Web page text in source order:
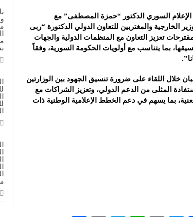
شركة “كاربوباتش”: المعرض منصة لتعزيز الشراكات ودعم
شركة “جالكسي أوتوميشن”: المعارض المتخصصة تساهم في
السوري الدكتور “حمزة المصطفى” مع
الخارجية والمغتربين للتعاون الدولي الدكتورة “ربى
تعزيز التعاون مع المنظمات الدولية والجهات
بما يتناسب مع أولويات الحكومة السورية، وفقاً
خلال اللقاء على ضرورة تنسيق الجهود بين الوزارتين
المثلى من الدعم الدولي، وتعزيز الشراكات مع
بما يسهم في دعم الخطط الإعلامية الوطنية ذات